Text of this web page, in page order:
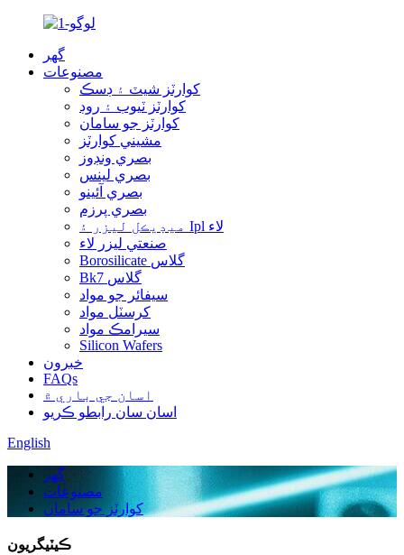
گهر
مصنوعات
کوارٽز شيٽ ۽ ڊسڪ
کوارٽز ٽيوب ۽ روڊ
کوارٽز جو سامان
مشيني کوارٽز
بصري ونڊوز
بصري لينس
بصري آئينو
بصري پرزم
ميڊيڪل ليزر ۽ Ipl لاء
صنعتي ليزر لاء
Borosilicate گلاس
Bk7 گلاس
سيفائر جو مواد
کرسٽل مواد
سيرامڪ مواد
Silicon Wafers
خبرون
FAQs
اسان جي باري ۾
اسان سان رابطو ڪريو
English
گهر
مصنوعات
کوارٽز جو سامان
ڪيٽيگريون